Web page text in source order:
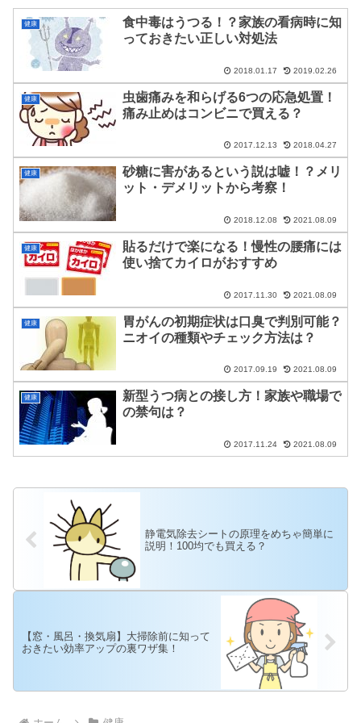
健康
食中毒はうつる！？家族の看病時に知
っておきたい正しい対処法
2018.01.17 2019.02.26
健康
虫歯痛みを和らげる6つの応急処置！
痛み止めはコンビニで買える？
2017.12.13 2018.04.27
健康
砂糖に害があるという説は嘘！？メリ
ット・デメリットから考察！
2018.12.08 2021.08.09
健康
貼るだけで楽になる！慢性の腰痛には
使い捨てカイロがおすすめ
2017.11.30 2021.08.09
健康
胃がんの初期症状は口臭で判別可能？
ニオイの種類やチェック方法は？
2017.09.19 2021.08.09
健康
新型うつ病との接し方！家族や職場で
の禁句は？
2017.11.24 2021.08.09
静電気除去シートの原理をめちゃ簡単に
説明！100均でも買える？
【窓・風呂・換気扇】大掃除前に知って
おきたい効率アップの裏ワザ集！